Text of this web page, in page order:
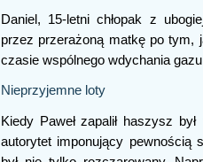
Daniel, 15-letni chłopak z
przez przerażoną matkę po tym,
czasie wspólnego wdychania
Nieprzyjemne loty
Kiedy Paweł zapalił haszysz
autorytet imponujący pewnością